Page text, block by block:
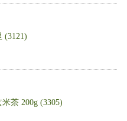
茶 200g (3305)